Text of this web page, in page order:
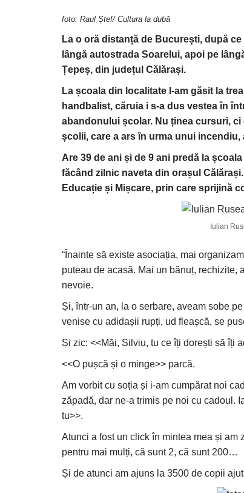
foto: Raul Ștef/ Cultura la dubă
La o oră distanță de București, după
lângă autostrada Soarelui, apoi pe
Țepeș, din județul Călărași.
La școala din localitate l-am găsit la
handbalist, căruia i s-a dus vestea în
abandonului școlar. Nu ținea cursuri,
școlii, care a ars în urma unui incendiu,
Are 39 de ani și de 9 ani predă la
făcând zilnic naveta din orașul
Educație și Mișcare, prin care sprijină
Iulian
“Înainte să existe asociația, mai
puteau de acasă. Mai un bănuț, rechizite,
nevoie.
Și, într-un an, la o serbare, aveam sobe
venise cu adidașii rupți, ud fleașcă, se
Și zic: <<Măi, Silviu, tu ce îți dorești să îți
<<O pușcă și o minge>> parcă.
Am vorbit cu soția și i-am cumpărat noi
zăpadă, dar ne-a trimis pe noi cu cadoul.
tu>>.
Atunci a fost un click în mintea mea și am
pentru mai mulți, că sunt 2, că sunt 200…
Și de atunci am ajuns la 3500 de copii